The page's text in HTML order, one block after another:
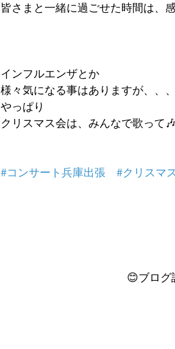
皆さまと一緒に過ごせた時間は、
インフルエンザとか
様々気になる事はありますが、、、
やっぱり
クリスマス会は、みんなで歌って
#コンサート兵庫出張
#クリスマ
😊ブログ